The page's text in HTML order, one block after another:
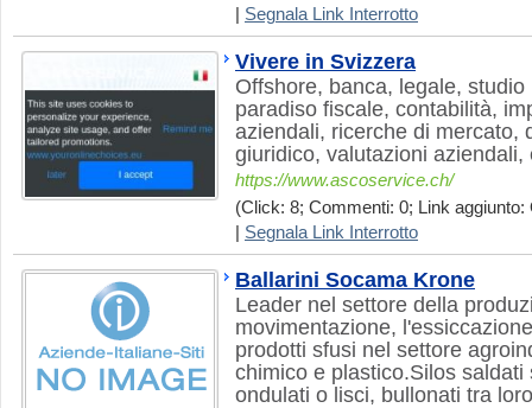
Segnala Link Interrotto
Vivere in Svizzera
Offshore, banca, legale,
paradiso fiscale, contabilità,
aziendali, ricerche di mercato,
giuridico, valutazioni aziendali,
https://www.ascoservice.ch/
(Click: 8; Commenti: 0; Link aggiunto:
Segnala Link Interrotto
Ballarini Socama Krone
Leader nel settore della
movimentazione,
prodotti sfusi nel settore
chimico e plastico.Silos saldati
ondulati o lisci, bullonati tra